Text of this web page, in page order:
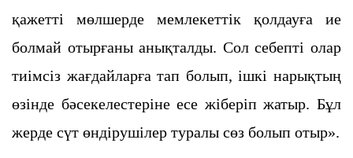
қажетті мөлшерде мемлекеттік қолдауға ие
болмай отырғаны анықталды. Сол себепті олар
тиімсіз жағдайларға тап болып, ішкі нарықтың
өзінде бәсекелестеріне есе жіберіп жатыр. Бұл
жерде сүт өндірушілер туралы сөз болып отыр».